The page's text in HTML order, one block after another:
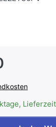
B BREEZE